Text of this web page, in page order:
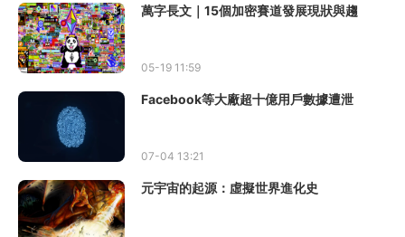
萬字長文｜15個加密賽道發展現狀與趨
05-19 11:59
Facebook等大廠超十億用戶數據遭泄
07-04 13:21
元宇宙的起源：虛擬世界進化史